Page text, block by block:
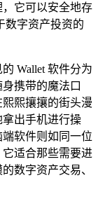
它可以安全地存
数字资产投资的
Wallet 软件分为
携带的魔法口
熙攘攘的街头漫
出手机进行操
软件则如同一位
适合那些需要进
数字资产交易、